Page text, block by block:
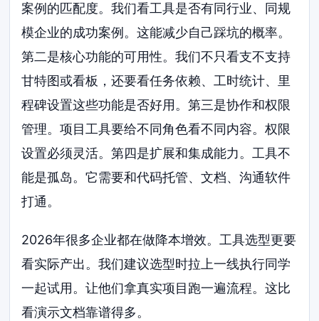
案例的匹配度。我们看工具是否有同行业、同规
模企业的成功案例。这能减少自己踩坑的概率。
第二是核心功能的可用性。我们不只看支不支持
甘特图或看板，还要看任务依赖、工时统计、里
程碑设置这些功能是否好用。第三是协作和权限
管理。项目工具要给不同角色看不同内容。权限
设置必须灵活。第四是扩展和集成能力。工具不
能是孤岛。它需要和代码托管、文档、沟通软件
打通。
2026年很多企业都在做降本增效。工具选型更要
看实际产出。我们建议选型时拉上一线执行同学
一起试用。让他们拿真实项目跑一遍流程。这比
看演示文档靠谱得多。